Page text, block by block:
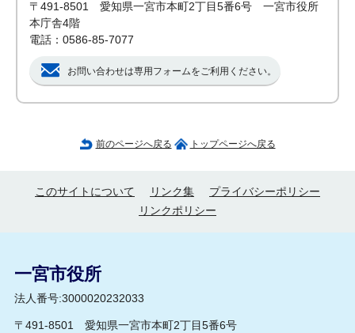
〒491-8501 愛知県一宮市本町2丁目5番6号 一宮市役所
本庁舎4階
電話：0586-85-7077
お問い合わせは専用フォームをご利用ください。
前のページへ戻る トップページへ戻る
このサイトについて リンク集
プライバシーポリシー
リンクポリシー
一宮市役所
法人番号:3000020232033
〒491-8501 愛知県一宮市本町2丁目5番6号